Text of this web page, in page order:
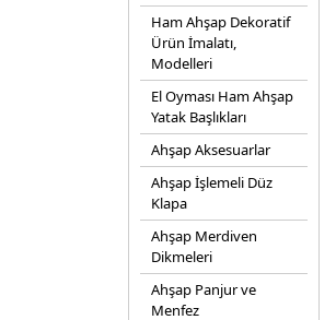
Ham Ahşap Dekoratif
Ürün İmalatı,
Modelleri
El Oyması Ham Ahşap
Yatak Başlıkları
Ahşap Aksesuarlar
Ahşap İşlemeli Düz
Klapa
Ahşap Merdiven
Dikmeleri
Ahşap Panjur ve
Menfez